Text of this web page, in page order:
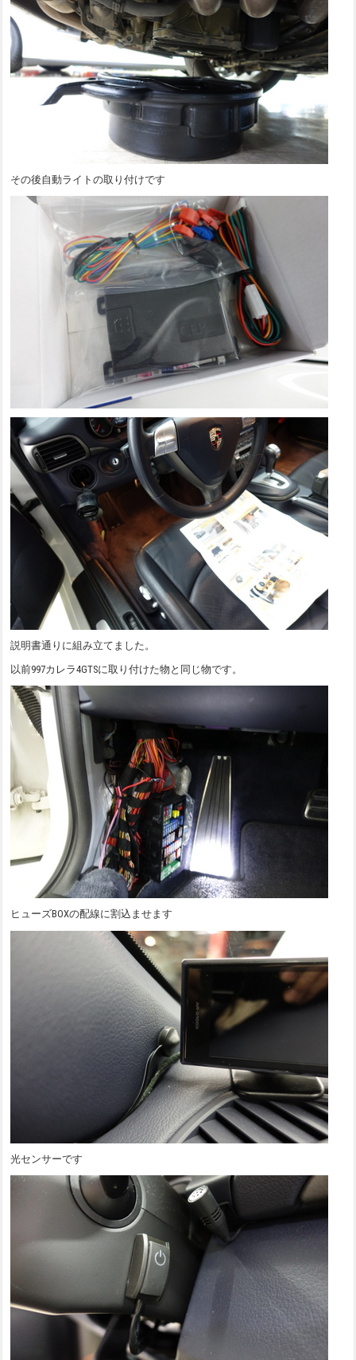
その後自動ライトの取り付けです
説明書通りに組み立てました。
以前997カレラ4GTSに取り付けた物と同じ物です。
ヒューズBOXの配線に割込ませます
光センサーです